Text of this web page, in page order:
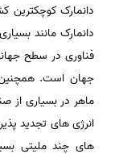
دانمارک کوچکترین
دانمارک مانند
فناوری در سطح
جهان است. همچنین
ماهر در بسیاری از
انرژی های تجدید